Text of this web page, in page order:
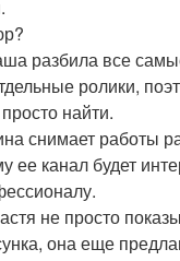
разбила все
ролики,
найти.
снимает работы
ее канал будет
не просто
она еще